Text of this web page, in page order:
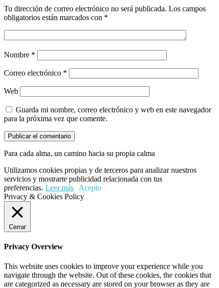
Tu dirección de correo electrónico no será publicada. Los campos
obligatorios están marcados con *
Nombre *
Correo electrónico *
Web
Guarda mi nombre, correo electrónico y web en este navegador
para la próxima vez que comente.
Para cada alma, un camino hacia su propia calma
Utilizamos cookies propias y de terceros para analizar nuestros
servicios y mostrarte publicidad relacionada con tus
preferencias. Leer más
Acepto
Privacy & Cookies Policy
Cerrar
Privacy Overview
This website uses cookies to improve your experience while you
navigate through the website. Out of these cookies, the cookies that
are categorized as necessary are stored on your browser as they are